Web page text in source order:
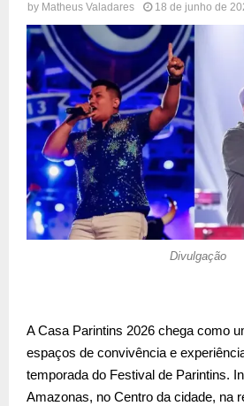
by Matheus Valadares 18 de junho de
Divulgação
A Casa Parintins 2026 chega como
espaços de convivência e
temporada do Festival de Parintins.
Amazonas, no Centro da cidade, na